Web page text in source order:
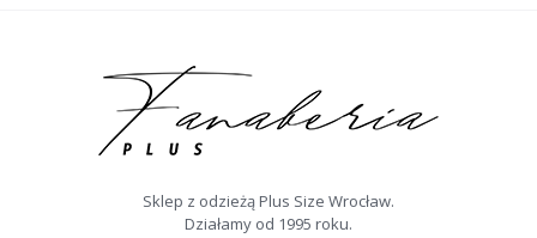
Sklep z odzieżą Plus Size Wrocław.
Działamy od 1995 roku.